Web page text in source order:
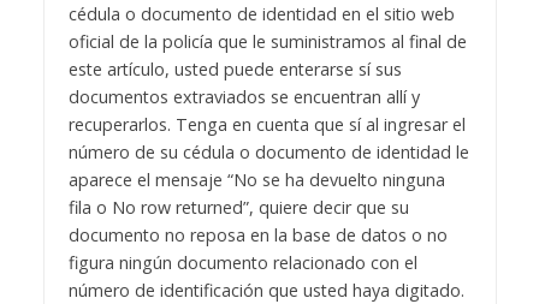
cédula o documento de identidad en el sitio web
oficial de la policía que le suministramos al final de
este artículo, usted puede enterarse sí sus
documentos extraviados se encuentran allí y
recuperarlos. Tenga en cuenta que sí al ingresar el
número de su cédula o documento de identidad le
aparece el mensaje “No se ha devuelto ninguna
fila o No row returned”, quiere decir que su
documento no reposa en la base de datos o no
figura ningún documento relacionado con el
número de identificación que usted haya digitado.